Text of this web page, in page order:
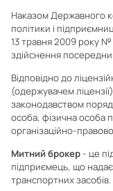
Наказом Державного
політики і
13 травня 2009 року №
здійснення
Відповідно до
(одержувачем
законодавством
особа, фізична особа
організаційно-
Митний брокер - це
підприємець, що
транспортних засобів.